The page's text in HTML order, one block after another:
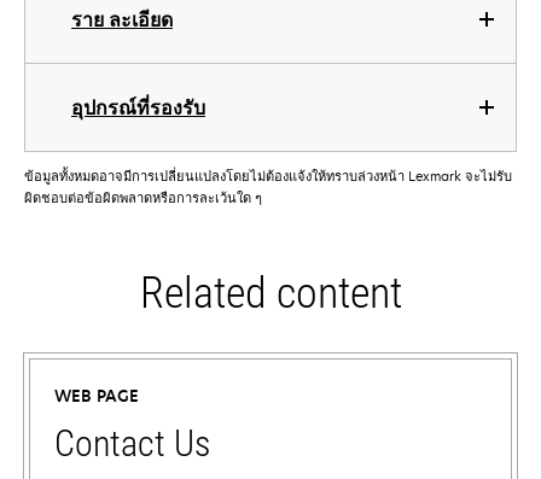
ราย ละเอียด
อุปกรณ์ที่รองรับ
ข้อมูลทั้งหมดอาจมีการเปลี่ยนแปลงโดยไม่ต้องแจ้งให้ทราบล่วงหน้า Lexmark จะไม่รับ
ผิดชอบต่อข้อผิดพลาดหรือการละเว้นใด ๆ
Related content
WEB PAGE
Contact Us